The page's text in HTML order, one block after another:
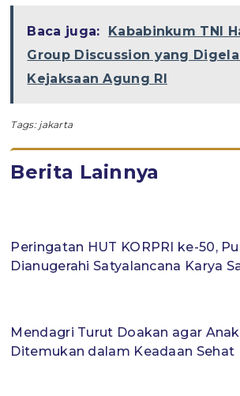
Baca juga:
Kababinkum TNI
Group Discussion yang
Kejaksaan Agung RI
Tags: jakarta
Berita Lainnya
Peringatan HUT KORPRI ke-50,
Dianugerahi Satyalancana Karya
Mendagri Turut Doakan agar
Ditemukan dalam Keadaan Sehat